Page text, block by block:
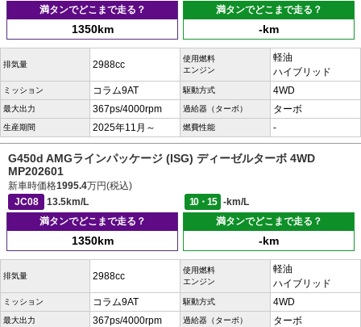
満タンでどこまで走る？
1350km
満タンでどこまで走る？
-km
排気量 2988cc
使用燃料
エンジン
軽油
ハイブリッド
ミッション コラム9AT 駆動方式 4WD
最大出力 367ps/4000rpm 過給器（ターボ） ターボ
生産期間 2025年11月～ 燃費性能 -
G450d AMGラインパッケージ (ISG) ディーゼルターボ 4WD
MP202601
新車時価格1995.4万円(税込)
JC08
13.5km/L 10・15
-km/L
満タンでどこまで走る？
1350km
満タンでどこまで走る？
-km
排気量 2988cc
使用燃料
エンジン
軽油
ハイブリッド
ミッション コラム9AT 駆動方式 4WD
最大出力 367ps/4000rpm 過給器（ターボ） ターボ